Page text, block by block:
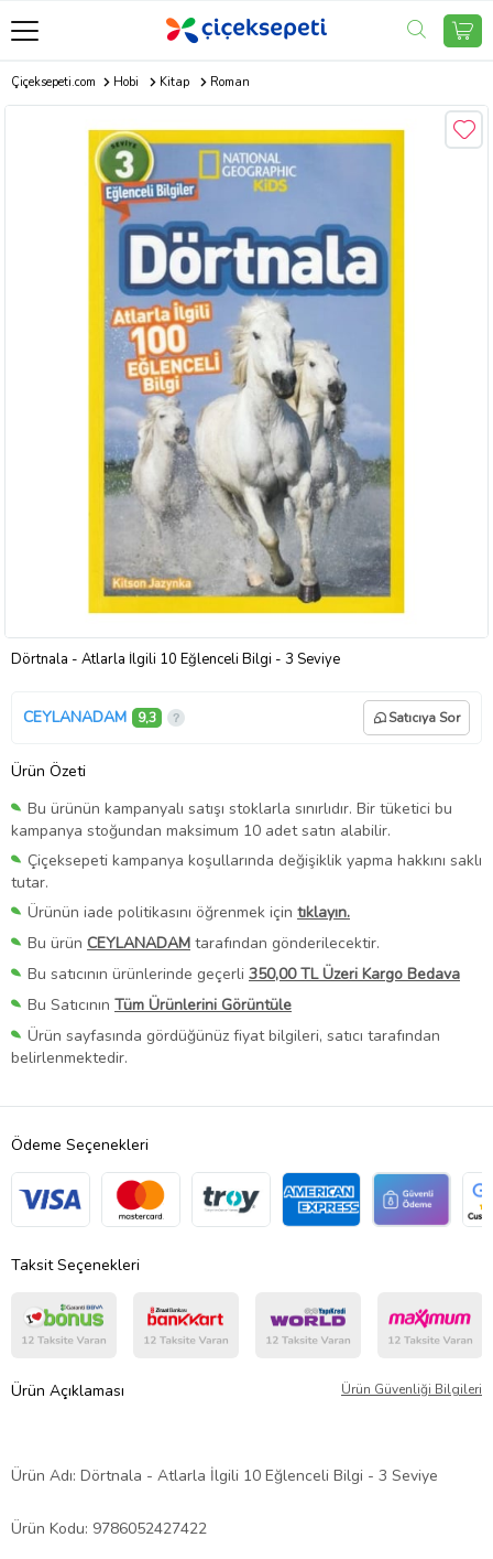
Çiçeksepeti.com Hobi Kitap Roman
Dörtnala - Atlarla İlgili 10 Eğlenceli Bilgi - 3 Seviye
CEYLANADAM 9,3 Satıcıya Sor
Ürün Özeti
Bu ürünün kampanyalı satışı stoklarla sınırlıdır. Bir tüketici bu
kampanya stoğundan maksimum 10 adet satın alabilir.
Çiçeksepeti kampanya koşullarında değişiklik yapma hakkını saklı
tutar.
Ürünün iade politikasını öğrenmek için tıklayın.
Bu ürün CEYLANADAM tarafından gönderilecektir.
Bu satıcının ürünlerinde geçerli 350,00 TL Üzeri Kargo Bedava
Bu Satıcının Tüm Ürünlerini Görüntüle
Ürün sayfasında gördüğünüz fiyat bilgileri, satıcı tarafından
belirlenmektedir.
Ödeme Seçenekleri
Taksit Seçenekleri
Ürün Açıklaması Ürün Güvenliği Bilgileri
Ürün Adı: Dörtnala - Atlarla İlgili 10 Eğlenceli Bilgi - 3 Seviye
Ürün Kodu: 9786052427422